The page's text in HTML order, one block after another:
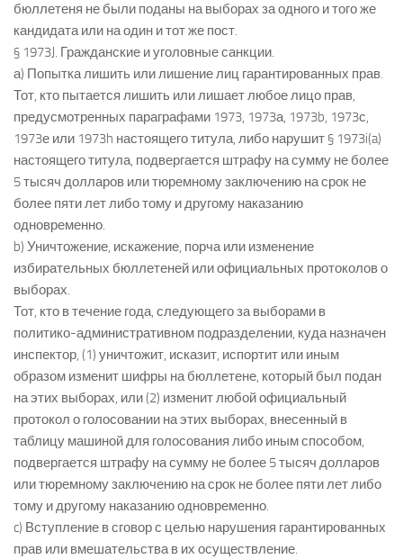
бюллетеня не были поданы на выборах за одного и того же
кандидата или на один и тот же пост.
§ 1973J. Гражданские и уголовные санкции.
а) Попытка лишить или лишение лиц гарантированных прав.
Тот, кто пытается лишить или лишает любое лицо прав,
предусмотренных параграфами 1973, 1973а, 1973b, 1973с,
1973е или 1973h настоящего титула, либо нарушит § 1973i(a)
настоящего титула, подвергается штрафу на сумму не более
5 тысяч долларов или тюремному заключению на срок не
более пяти лет либо тому и другому наказанию
одновременно.
b) Уничтожение, искажение, порча или изменение
избирательных бюллетеней или официальных протоколов о
выборах.
Тот, кто в течение года, следующего за выборами в
политико-административном подразделении, куда назначен
инспектор, (1) уничтожит, исказит, испортит или иным
образом изменит шифры на бюллетене, который был подан
на этих выборах, или (2) изменит любой официальный
протокол о голосовании на этих выборах, внесенный в
таблицу машиной для голосования либо иным способом,
подвергается штрафу на сумму не более 5 тысяч долларов
или тюремному заключению на срок не более пяти лет либо
тому и другому наказанию одновременно.
c) Вступление в сговор с целью нарушения гарантированных
прав или вмешательства в их осуществление.